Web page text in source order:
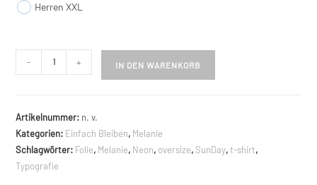
Herren XXL
Sunday
- + IN DEN WARENKORB
Artikelnummer: n. v.
Kategorien: Einfach Bleiben, Melanie
Schlagwörter: Folie, Melanie, Neon, oversize,SunDay,t-shirt,
Typografie